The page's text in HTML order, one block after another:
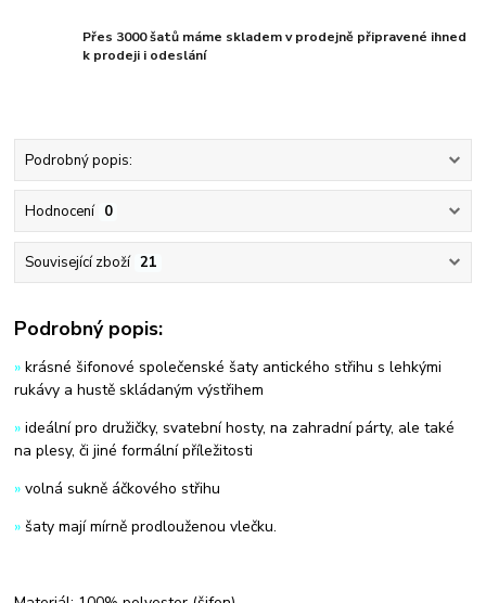
Přes 3000 šatů máme skladem v prodejně připravené ihned
k prodeji i odeslání
Podrobný popis:
Hodnocení 0
Související zboží 21
Podrobný popis:
» krásné šifonové společenské šaty antického střihu s lehkými
rukávy a hustě skládaným výstřihem
» ideální pro družičky, svatební hosty, na zahradní párty, ale také
na plesy, či jiné formální příležitosti
» volná sukně áčkového střihu
» šaty mají mírně prodlouženou vlečku.